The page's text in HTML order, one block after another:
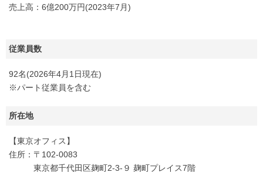
売上高：6億200万円(2023年7月)
従業員数
92名(2026年4月1日現在)
※パート従業員を含む
所在地
【東京オフィス】
住所：〒102-0083
東京都千代田区麹町2-3-９ 麹町プレイス7階